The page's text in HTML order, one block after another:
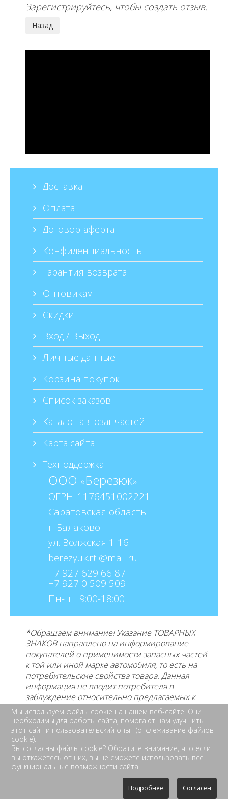
Зарегистрируйтесь, чтобы создать отзыв.
Доставка
Оплата
Договор-аферта
Конфиденциальность
Гарантия возврата
Оптовикам
Скидки
Вход / Выход
Личные данные
Корзина покупок
Список заказов
Каталог автозапчастей
Карта сайта
Техподдержка
ООО «Березюк»
ОГРН: 1176451002221
Саратовская область
г. Балаково
ул. Волжская 1-16
berezyuk.rti@mail.ru
+7 927 629 66 87
+7 927 0 509 509
Пн-пт: 9:00-18:00
*Обращаем внимание! Указание ТОВАРНЫХ
ЗНАКОВ направлено на информирование
покупателей о применимости запасных частей
к той или иной марке автомобиля, то есть на
потребительские свойства товара. Данная
информация не вводит потребителя в
заблуждение относительно предлагаемых к
продаже товаров и егопроизводителе, не
нарушает права правообладателей указанных
товарных знаков. Требование предоставлять
покупателю необходимую и достоверную
информацию о товаре, предлагаемом к
продаже, обеспечивающую возможность их
правильного выбора возложено на продавца
Законом «О защите прав потребителей», ст. 495
Мы используем файлы cookie на нашем веб-сайте. Они
необходимы для работы сайта, помогают нам улучшить
этот сайт и пользовательский опыт (отслеживание файлов
cookie).
Вы согласны файлы cookie? Обратите внимание, что если
вы откажетесь от них, вы не сможете использовать все
функциональные возможности сайта.
Подробнее Согласен